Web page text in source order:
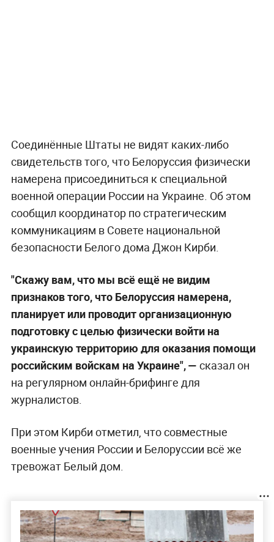
Соединённые Штаты не видят каких-либо
свидетельств того, что Белоруссия физически
намерена присоединиться к специальной
военной операции России на Украине. Об этом
сообщил координатор по стратегическим
коммуникациям в Совете национальной
безопасности Белого дома Джон Кирби.
"Скажу вам, что мы всё ещё не видим
признаков того, что Белоруссия намерена,
планирует или проводит организационную
подготовку с целью физически войти на
украинскую территорию для оказания помощи
российским войскам на Украине", — сказал он
на регулярном онлайн-брифинге для
журналистов.
При этом Кирби отметил, что совместные
военные учения России и Белоруссии всё же
тревожат Белый дом.